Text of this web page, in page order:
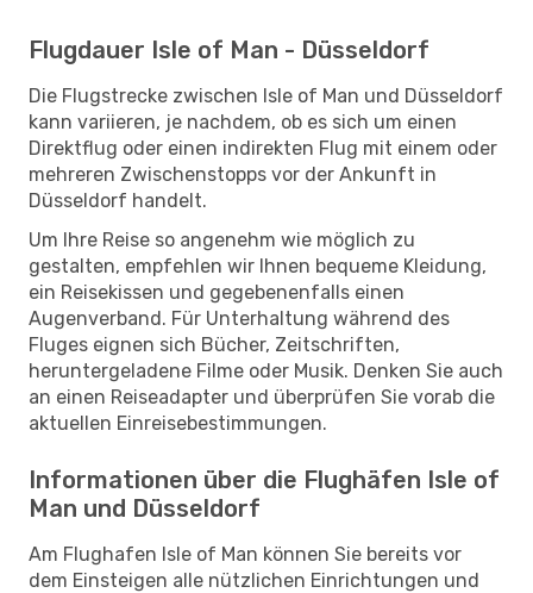
Flugdauer Isle of Man - Düsseldorf
Die Flugstrecke zwischen Isle of Man und Düsseldorf
kann variieren, je nachdem, ob es sich um einen
Direktflug oder einen indirekten Flug mit einem oder
mehreren Zwischenstopps vor der Ankunft in
Düsseldorf handelt.
Um Ihre Reise so angenehm wie möglich zu
gestalten, empfehlen wir Ihnen bequeme Kleidung,
ein Reisekissen und gegebenenfalls einen
Augenverband. Für Unterhaltung während des
Fluges eignen sich Bücher, Zeitschriften,
heruntergeladene Filme oder Musik. Denken Sie auch
an einen Reiseadapter und überprüfen Sie vorab die
aktuellen Einreisebestimmungen.
Informationen über die Flughäfen Isle of
Man und Düsseldorf
Am Flughafen Isle of Man können Sie bereits vor
dem Einsteigen alle nützlichen Einrichtungen und